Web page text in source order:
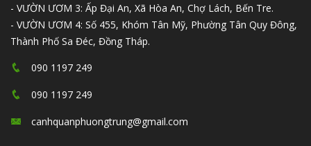
- VƯỜN ƯƠM 3: Ấp Đại An, Xã Hòa An, Chợ Lách, Bến Tre.
- VƯỜN ƯƠM 4: Số 455, Khóm Tân Mỹ, Phường Tân Quy Đông,
Thành Phố Sa Đéc, Đồng Tháp.
090 1197 249
090 1197 249
canhquanphuongtrung@gmail.com